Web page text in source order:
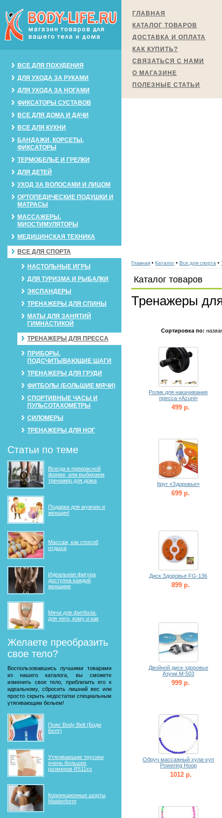
ВСЕ ДЛЯ ПОХУДЕНИЯ
ДЛЯ УХОДА ЗА РУКАМИ
ДЛЯ УХОДА ЗА НОГАМИ
ФИКСАТОРЫ СУСТАВОВ
ВСЕ ДЛЯ ДОМА И ДАЧИ
ВСЕ ДЛЯ КУХНИ
БАНДАЖИ, КОРСЕТЫ,
ФИКСАТОРЫ
ТЕРМОБЕЛЬЕ И ГРЕЛКИ
ДЛЯ ДЕТЕЙ
УХОД ЗА ВОЛОСАМИ И ЛИЦОМ
ОРТОПЕДИЧЕСКИЕ ПОДУШКИ И
МАТРАСЫ
МАССАЖЕРЫ,
МИОСТИМУЛЯТОРЫ
МЕДИЦИНСКАЯ ТЕХНИКА
ВСЕ ДЛЯ СПОРТА
НАСТОЛЬНЫЕ ИГРЫ
ДЛЯ ТУРИЗМА И РЫБАЛКИ
ЭКСПАНДЕРЫ
ТРЕНАЖЕРЫ ДЛЯ СПИНЫ
МАТЫ ДЛЯ ЗАНЯТИЙ
ГИМНАСТИКОЙ
ТРЕНАЖЕРЫ ДЛЯ ПРЕССА
ПРИБОРЫ,
ПОДСЧИТЫВАЮЩИЕ ШАГИ
ТРЕНАЖЕРЫ ДЛЯ ГРУДИ
ФИТБОЛЫ (БОЛЬШИЕ МЯЧИ)
СПОРТИВНЫЕ ЧАСЫ И
ПУЛЬСОТАХОМЕТРЫ
СИЛОМЕРЫ
ТРЕНАЖЕРЫ ДЛЯ НОГ
Статьи по теме
Всегда в прекрасной
форме, или выбираем
тренажер для дома
Подарки для мужчин и
женщин!
Массаж, как способ
отдыха
Идеальная фигура
доступна каждой
женщине
Мячи для фитбола:
для чего, кому и как
Желаете преобразить
свое тело?
Воспользовавшись лучшими товарами
из нашего каталога, вы сможете
изменить свое тело, приблизить его к
идеальному, сбросить лишний вес или
просто скрыть недостатки специальным
утягивающим бельем!
Пояс Body Belt (Боди
Белт)
Утягивающие трусики
очень больших
размеров R511xx
Коррекционные шорты
Maidenform
ГЛАВНАЯ
КАТАЛОГ ТОВАРОВ
ДОСТАВКА И ОПЛАТА
КАК КУПИТЬ?
СВЯЗАТЬСЯ С НАМИ
О МАГАЗИНЕ
ПОЛЕЗНЫЕ СТАТЬИ
Главная • Каталог • Все для спорта •
Каталог товаров
Тренажеры
Сортировка по:
Ролик для накачивания
пресса «Azuni»
499 р.
Круг «Здоровье»
699 р.
Диск Здоровье FG-136
899 р.
Двойной диск-здоровье
Азуни М-503
999 р.
Обруч массажный хула-хуп
Powering Hoop
1012 р.